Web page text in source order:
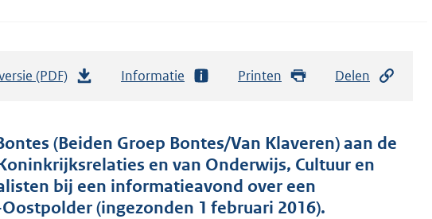
(PDF)
t
a
n
d
Informatie Printen Delen
(Beiden Groep Bontes/Van Klaveren) aan de
en van Onderwijs, Cultuur en
bij een informatieavond over een
(ingezonden 1 februari 2016).